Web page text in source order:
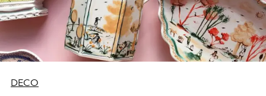
DECO